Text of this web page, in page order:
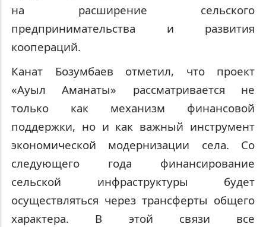
на расширение сельского
предпринимательства и развития
коопераций.
Канат Бозумбаев отметил, что проект
«Ауыл Аманаты» рассматривается не
только как механизм финансовой
поддержки, но и как важный инструмент
экономической модернизации села. Со
следующего года финансирование
сельской инфраструктуры будет
осуществляться через трансферты общего
характера. В этой связи все